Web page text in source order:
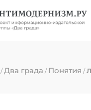
/Два града /Понятия /